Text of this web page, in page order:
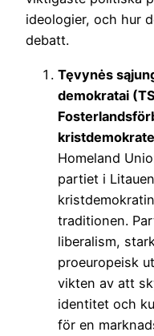
ideologier, och hur
debatt.
Tęvynės
demokratai
Homeland
partiet i
traditionen.
liberalism,
proeuropeisk
vikten av att
identitet och
för en